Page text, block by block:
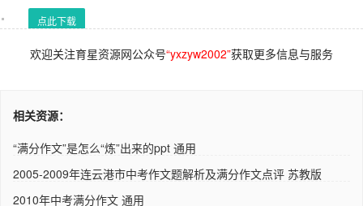
点此下载
欢迎关注育星资源网公众号“yxzyw2002”获取更多信息与服务
相关资源：
“满分作文”是怎么“炼”出来的ppt 通用
2005-2009年连云港市中考作文题解析及满分作文点评 苏教版
2010年中考满分作文 通用